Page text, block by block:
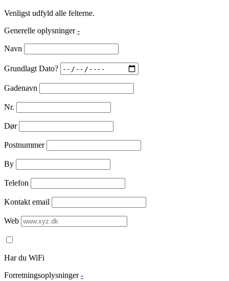
Venligst udfyld alle felterne.
Generelle oplysninger -
Navn
Grundlagt Dato?
Gadenavn
Nr.
Dør
Postnummer
By
Telefon
Kontakt email
Web
Har du WiFi
Forretningsoplysninger -